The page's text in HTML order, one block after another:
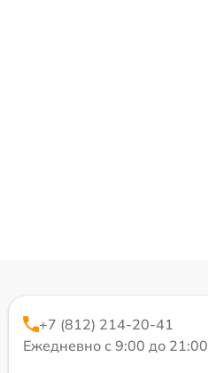
+7 (812) 214-20-41
Ежедневно с 9:00 до 21:00